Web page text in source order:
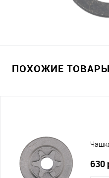
ПОХОЖИЕ
630